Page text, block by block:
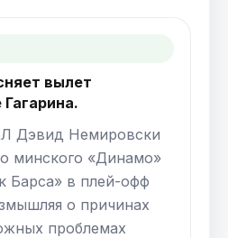
вылет
Дэвид Немировски
минского «Динамо»
Барса» в плей-офф
о причинах
проблемах